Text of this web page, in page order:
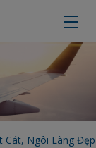
làng
Cát, Ngôi Làng